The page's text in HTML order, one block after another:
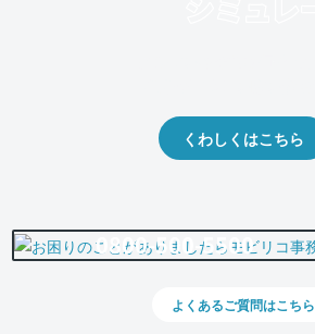
くわしくはこちら
0800-500-5500
よくあるご質問はこちら